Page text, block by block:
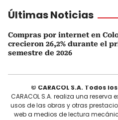
Últimas Noticias
Compras por internet en
crecieron 26,2% durante el
semestre de 2026
© CARACOL S.A. Todos
CARACOL S.A. realiza una
usos de las obras y otras
web a medios de lectura